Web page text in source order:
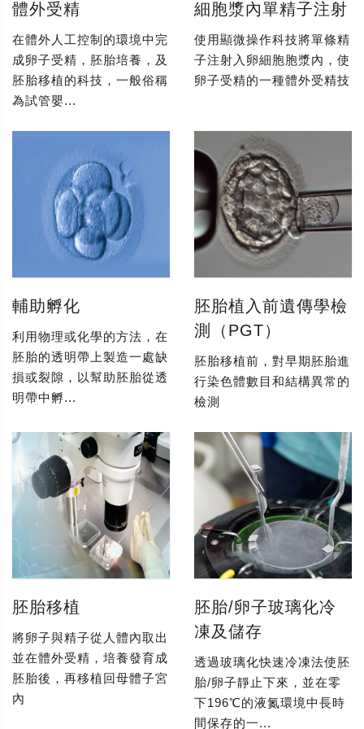
體外受精
在體外人工控制的環境中完
成卵子受精，胚胎培養，及
胚胎移植的科技，一般俗稱
為試管嬰...
細胞漿內單精子注射
使用顯微操作科技將單條精
子注射入卵細胞胞漿內，使
卵子受精的一種體外受精技
輔助孵化
利用物理或化學的方法，在
胚胎的透明帶上製造一處缺
損或裂隙，以幫助胚胎從透
明帶中孵...
胚胎植入前遺傳學檢
測（PGT）
胚胎移植前，對早期胚胎進
行染色體數目和結構異常的
檢測
胚胎移植
將卵子與精子從人體內取出
並在體外受精，培養發育成
胚胎後，再移植回母體子宮
內
胚胎/卵子玻璃化冷
凍及儲存
透過玻璃化快速冷凍法使胚
胎/卵子靜止下來，並在零
下196℃的液氮環境中長時
間保存的一...